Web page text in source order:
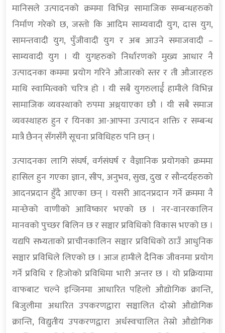
मानिसले उत्पादनको क्रममा विभिन्न सामाजिक सम्बन्धहरुको
निर्माण गरेको छ, जस्तो कि आदिम साम्यवादी युग, दास युग,
सामन्तवादी युग, पुँजीवादी युग र अब आउने समाजवादी –
साम्यवादी युग । यी युगहरुको निर्धारणको मुख्य आधार नै
उत्पादनका कममा प्रयोग गरिने औजारको स्तर र ती औजारहरु
माथि स्वामित्वको चरित्र हो । यी सबै युगरुलार्ई हामीले विभिन्न
सामाजिक व्यवस्थाको रुपमा अथ्र्याएका छौ । यी सबै समाज
व्यवस्थाहरु हुन र यिनका आ-आफ्ना उत्पादन शक्ति र सम्बन्ध
मात्रै छैनन् सँगसँगै सूचना प्रविधिहरु पनि छन् ।
उत्पादनका लागि संघर्ष, वर्गसंघर्ष र वैज्ञानिक प्रयोगको क्रममा
हासिल हुन गएका ज्ञान, सीप, अनुभव, सुख, दुख र सौन्दर्यहरुको
आदनप्रदान हुँदै आएका छन् । यसरी आदनप्रदान गर्ने क्रममा नै
मान्छेको वाणीको आविष्कार भएको छ । नर-वानरकालिन
मानवको पुच्छर बिलिन छ र सञ्चार प्रविधिको विकास भएको छ ।
यद्यपि सभ्यताको प्राचीनकालिन सञ्चार प्रविधिको ठाउँ आधुनिक
सञ्चार प्रविधिले लिएको छ । आज हामीले दैनिक जीवनमा प्रयोग
गर्ने प्रविधि र हिजोको प्रविधिमा भारी अन्तर छ । यो प्रक्रियामा
वाफबाट चल्ने इन्जिनमा आधारित पहिलो औद्योगिक क्रान्ति,
बिजुलीमा अधारित उपकरणद्वारा सञ्चालित दोस्रो औद्योगिक
क्रान्ति, विद्युतीय उपकरणद्वारा अर्धस्वचालित तेस्रो औद्योगिक